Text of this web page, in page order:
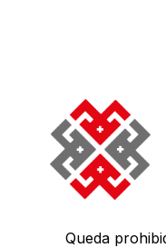
Queda